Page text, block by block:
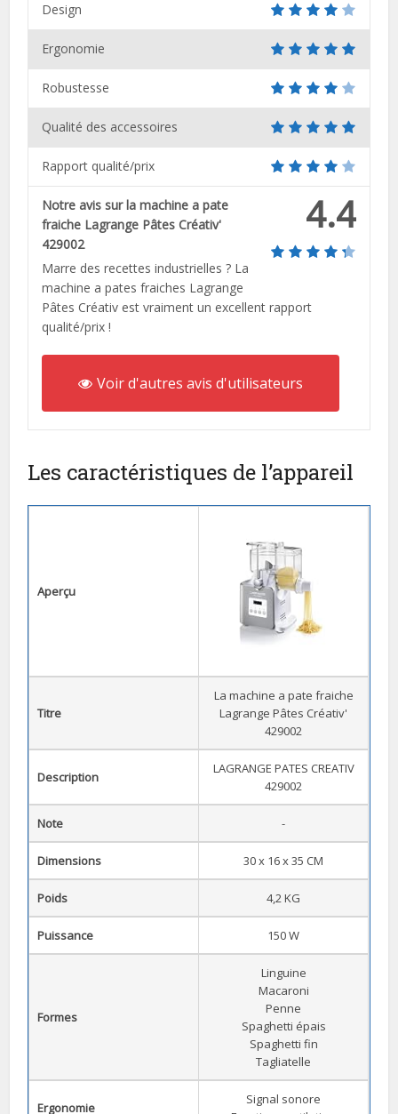
Design
Ergonomie
Robustesse
Qualité des accessoires
Rapport qualité/prix
4.4
Notre avis sur la machine a pate
fraiche Lagrange Pâtes Créativ'
429002
Marre des recettes industrielles ? La
machine a pates fraiches Lagrange
Pâtes Créativ est vraiment un excellent rapport
qualité/prix !
Voir d'autres avis d'utilisateurs
Les caractéristiques de l’appareil
Aperçu
Titre
La machine a pate fraiche
Lagrange Pâtes Créativ'
429002
Description
LAGRANGE PATES CREATIV
429002
Note -
Dimensions 30 x 16 x 35 CM
Poids 4,2 KG
Puissance 150 W
Formes
Linguine
Macaroni
Penne
Spaghetti épais
Spaghetti fin
Tagliatelle
Ergonomie
Signal sonore